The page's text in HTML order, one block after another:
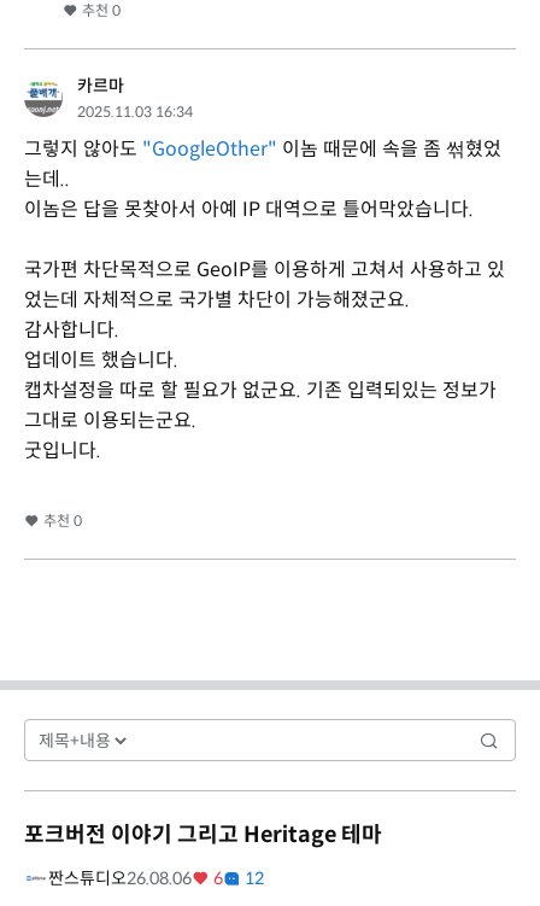
추천 0
카르마
2025.11.03 16:34
그렇지 않아도 "GoogleOther" 이놈 때문에 속을 좀 썪혔었
는데..
이놈은 답을 못찾아서 아예 IP 대역으로 틀어막았습니다.
국가편 차단목적으로 GeoIP를 이용하게 고쳐서 사용하고 있
었는데 자체적으로 국가별 차단이 가능해졌군요.
감사합니다.
업데이트 했습니다.
캡차설정을 따로 할 필요가 없군요. 기존 입력되있는 정보가
그대로 이용되는군요.
굿입니다.
추천 0
포크버전 이야기 그리고 Heritage 테마
짠스튜디오26.08.06 6 12